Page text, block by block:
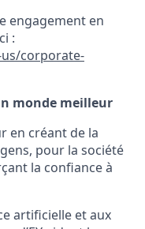
engagement en
:
corporate-
monde meilleur
en créant de la
pour la société
la confiance à
artificielle et aux